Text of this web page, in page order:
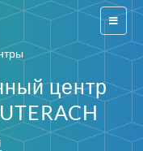
Switch
центр